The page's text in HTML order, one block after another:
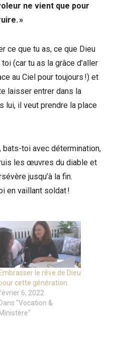
ne vient que pour
»
ce que tu as, ce que Dieu
(car tu as la grâce d’aller
au Ciel pour toujours !) et
laisser entrer dans la
lui, il veut prendre la place
bats-toi avec détermination,
les œuvres du diable et
jusqu’à la fin.
en vaillant soldat !
Embrasser le rêve de Dieu
cette génération.
6, 2022
Dans "Vocation &
Ministère"